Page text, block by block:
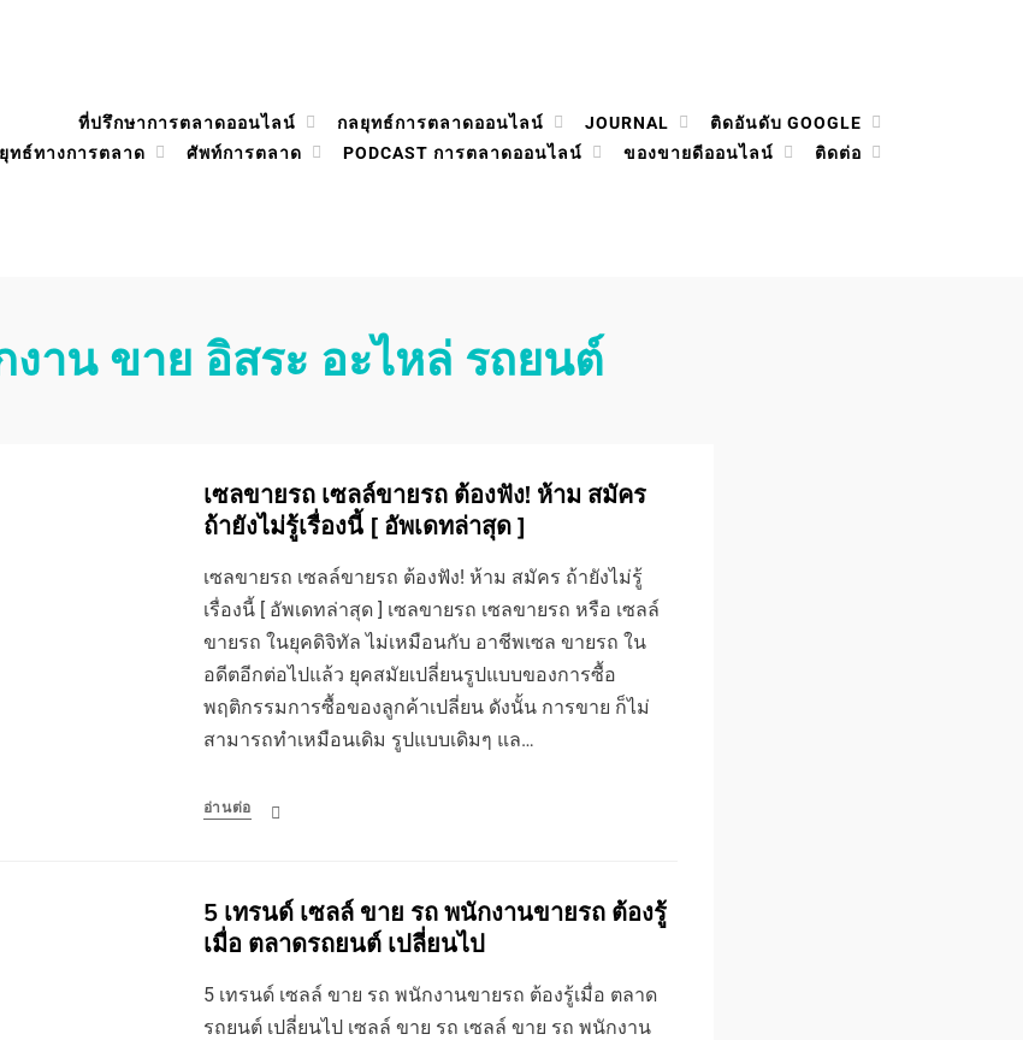
ที่ปรึกษาการตลาดออนไลน์ กลยุทธ์การตลาดออนไลน์ JOURNAL
ติดอันดับ GOOGLE
ทธ์ทางการตลาด
ศัพท์การตลาด PODCAST การตลาดออนไลน์ ของขายดีออนไลน์ ติดต่อ
าน ขาย อิสระ อะไหล่ รถยนต์
เซลขายรถ เซลล์ขายรถ ต้องฟัง! ห้าม สมัคร
ถ้ายังไม่รู้เรื่องนี้ [ อัพเดทล่าสุด ]
เซลขายรถ เซลล์ขายรถ ต้องฟัง! ห้าม สมัคร ถ้ายังไม่รู้
เรื่องนี้ [ อัพเดทล่าสุด ] เซลขายรถ เซลขายรถ หรือ เซลล์
ขายรถ ในยุคดิจิทัล ไม่เหมือนกับ อาชีพเซล ขายรถ ใน
อดีตอีกต่อไปแล้ว ยุคสมัยเปลี่ยนรูปแบบของการซื้อ
พฤติกรรมการซื้อของลูกค้าเปลี่ยน ดังนั้น การขาย ก็ไม่
สามารถทำเหมือนเดิม รูปแบบเดิมๆ แล…
อ่านต่อ
5 เทรนด์ เซลล์ ขาย รถ พนักงานขายรถ ต้องรู้
เมื่อ ตลาดรถยนต์ เปลี่ยนไป
5 เทรนด์ เซลล์ ขาย รถ พนักงานขายรถ ต้องรู้เมื่อ ตลาด
รถยนต์ เปลี่ยนไป เซลล์ ขาย รถ เซลล์ ขาย รถ พนักงาน